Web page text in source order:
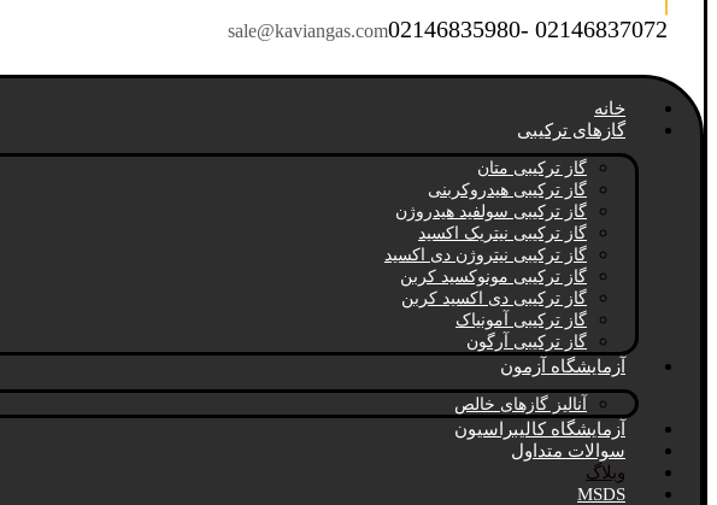
sale@kaviangas.com02146835980- 02146837072
خانه
گازهای ترکیبی
گاز ترکیبی متان
گاز ترکیبی هیدروکربنی
گاز ترکیبی سولفید هیدروژن
گاز ترکیبی نیتریک اکسید
گاز ترکیبی نیتروژن دی اکسید
گاز ترکیبی مونوکسید کربن
گاز ترکیبی دی اکسید کربن
گاز ترکیبی آمونیاک
گاز ترکیبی آرگون
آزمایشگاه آزمون
آنالیز گازهای خالص
آزمایشگاه کالیبراسیون
سوالات متداول
وبلاگ
MSDS